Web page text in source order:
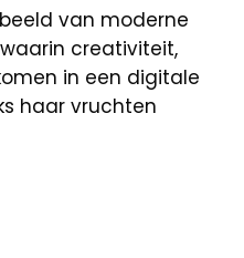
van moderne
creativiteit,
in een digitale
haar vruchten